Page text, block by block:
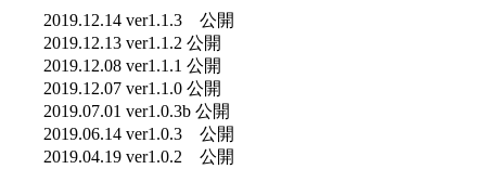
2019.12.14 ver1.1.3 公開
2019.12.13 ver1.1.2 公開
2019.12.08 ver1.1.1 公開
2019.12.07 ver1.1.0 公開
2019.07.01 ver1.0.3b 公開
2019.06.14 ver1.0.3 公開
2019.04.19 ver1.0.2 公開